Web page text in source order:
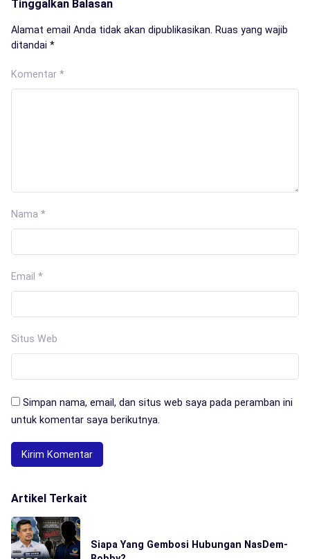
Tinggalkan Balasan
Alamat email Anda tidak akan dipublikasikan.
Ruas yang wajib
ditandai *
Komentar *
Nama *
Email *
Situs Web
Simpan nama, email, dan situs web saya pada peramban ini
untuk komentar saya berikutnya.
Artikel Terkait
Siapa Yang Gembosi Hubungan NasDem-